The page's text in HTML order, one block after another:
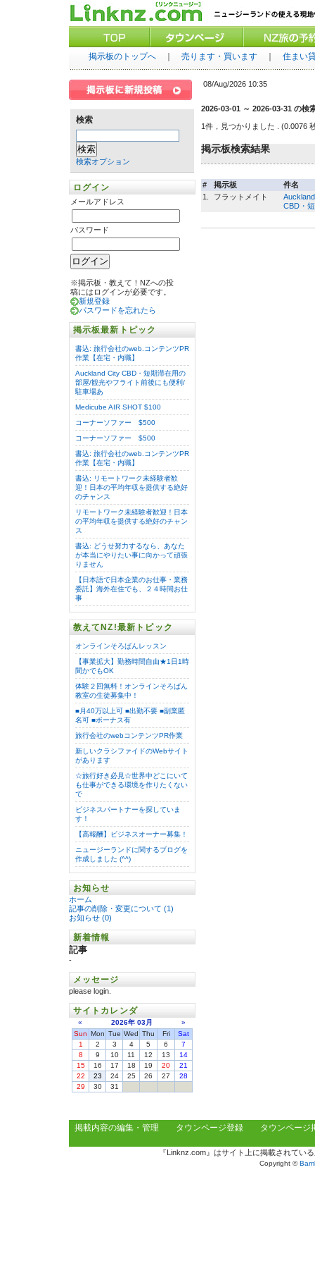
掲示板のトップへ｜ 売ります・買います｜ 住まい
検索
検索オプション
ログイン
メールアドレス
パスワード
※掲示板・教えて！NZへの投
稿にはログインが必要です。
新規登録
パスワードを忘れたら
掲示板最新トピック
書込: 旅行会社のweb.コンテンツPR
作業【在宅・内職】
Auckland City CBD・短期滞在用の
部屋/観光やフライト前後にも便利/
駐車場あ
Medicube AIR SHOT $100
コーナーソファー $500
コーナーソファー $500
書込: 旅行会社のweb.コンテンツPR
作業【在宅・内職】
書込: リモートワーク未経験者歓
迎！日本の平均年収を提供する絶好
のチャンス
リモートワーク未経験者歓迎！日本
の平均年収を提供する絶好のチャン
ス
書込: どうせ努力するなら、あなた
が本当にやりたい事に向かって頑張
りません
【日本語で日本企業のお仕事・業務
委託】海外在住でも、２４時間お仕
事
教えてNZ!最新トピック
オンラインそろばんレッスン
【事業拡大】勤務時間自由★1日1時
間かでもOK
体験２回無料！オンラインそろばん
教室の生徒募集中！
■月40万以上可 ■出勤不要 ■副業匿
名可 ■ボーナス有
旅行会社のwebコンテンツPR作業
新しいクラシファイドのWebサイト
があります
☆旅行好き必見☆世界中どこにいて
も仕事ができる環境を作りたくない
で
ビジネスパートナーを探していま
す！
【高報酬】ビジネスオーナー募集！
ニュージーランドに関するブログを
作成しました (^^)
お知らせ
ホーム
記事の削除・変更について (1)
お知らせ (0)
新着情報
記事
-
メッセージ
please login.
サイトカレンダ
« 2026年 03月
»
Sun Mon Tue Wed Thu Fri
Sat
1
2 3 4 5 6
7
8
9 10 11 12 13
14
15
16 17 18 19 20
21
22
23 24 25 26 27
28
29
30 31
08/Aug/2026 10:35
2026-03-01 ～ 2026-03-31 の検
1件，見つかりました . (0.0076
掲示板検索結果
# 掲示板
件名
1.
フラットメイト
CBD・
掲載内容の編集・管理 タウンページ登録 タウンページ
『Linknz.com』はサイト上に掲載されてい
Copyright ©